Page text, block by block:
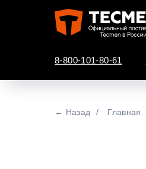
8-800-101-80-61
← Назад / Главная